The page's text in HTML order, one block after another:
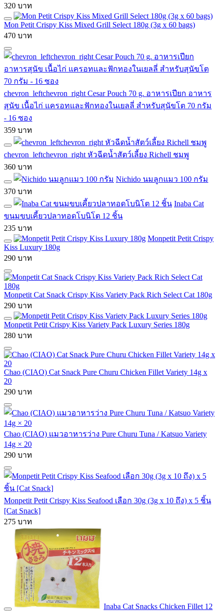
320 บาท
Mon Petit Crispy Kiss Mixed Grill Select 180g (3g x 60 bags)
470 บาท
chevron_leftchevron_right Cesar Pouch 70 g. อาหารเปียก อาหาร
สุนัข เนื้อไก่ แครอทและฟักทองในเยลลี่ สำหรับสุนัขโต 70 กรัม
- 16 ซอง
359 บาท
chevron_leftchevron_right หัวฉีดน้ำสัตว์เลี้ยง Richell ชมพู
360 บาท
Nichido นมลูกแมว 100 กรัม
370 บาท
Inaba Cat
ขนมขบเคี้ยวปลาทอดโบนิโต 12 ชิ้น
235 บาท
Monpetit Petit Crispy
Kiss Luxury 180g
290 บาท
Monpetit Cat Snack Crispy Kiss Variety Pack Rich Select Cat 180g
290 บาท
Monpetit Petit Crispy Kiss Variety Pack Luxury Series 180g
280 บาท
Chao (CIAO) Cat Snack Pure Churu Chicken Fillet Variety 14g x
20
290 บาท
Chao (CIAO) แมวอาหารว่าง Pure Churu Tuna / Katsuo Variety
14g × 20
290 บาท
Monpetit Petit Crispy Kiss Seafood เลือก 30g (3g x 10 ถึง) x 5 ชิ้น
[Cat Snack]
275 บาท
Inaba Cat Snacks Chicken Fillet 12